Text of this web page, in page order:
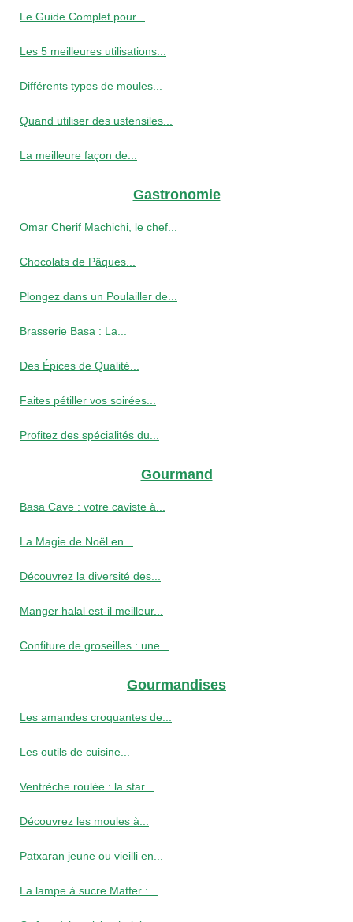
Le Guide Complet pour...
Les 5 meilleures utilisations...
Différents types de moules...
Quand utiliser des ustensiles...
La meilleure façon de...
Gastronomie
Omar Cherif Machichi, le chef...
Chocolats de Pâques...
Plongez dans un Poulailler de...
Brasserie Basa : La...
Des Épices de Qualité...
Faites pétiller vos soirées...
Profitez des spécialités du...
Gourmand
Basa Cave : votre caviste à...
La Magie de Noël en...
Découvrez la diversité des...
Manger halal est-il meilleur...
Confiture de groseilles : une...
Gourmandises
Les amandes croquantes de...
Les outils de cuisine...
Ventrèche roulée : la star...
Découvrez les moules à...
Patxaran jeune ou vieilli en...
La lampe à sucre Matfer :...